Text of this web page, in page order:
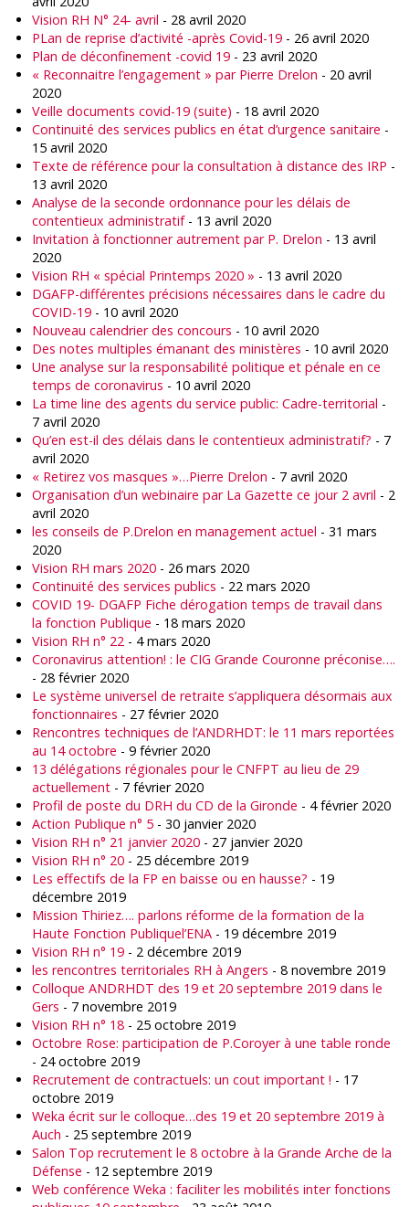
Vision RH N° 24- avril - 28 avril 2020
PLan de reprise d’activité -après Covid-19 - 26 avril 2020
Plan de déconfinement -covid 19 - 23 avril 2020
« Reconnaitre l’engagement » par Pierre Drelon - 20 avril
2020
Veille documents covid-19 (suite) - 18 avril 2020
Continuité des services publics en état d’urgence sanitaire -
15 avril 2020
Texte de référence pour la consultation à distance des IRP -
13 avril 2020
Analyse de la seconde ordonnance pour les délais de
contentieux administratif- 13 avril 2020
Invitation à fonctionner autrement par P. Drelon - 13 avril
2020
Vision RH « spécial Printemps 2020 » - 13 avril 2020
DGAFP-différentes précisions nécessaires dans le cadre du
COVID-19 - 10 avril 2020
Nouveau calendrier des concours - 10 avril 2020
Des notes multiples émanant des ministères - 10 avril 2020
Une analyse sur la responsabilité politique et pénale en ce
temps de coronavirus - 10 avril 2020
La time line des agents du service public: Cadre-territorial -
7 avril 2020
Qu’en est-il des délais dans le contentieux administratif? - 7
avril 2020
« Retirez vos masques »…Pierre Drelon - 7 avril 2020
Organisation d’un webinaire par La Gazette ce jour 2 avril - 2
avril 2020
les conseils de P.Drelon en management actuel - 31 mars
2020
Vision RH mars 2020 - 26 mars 2020
Continuité des services publics - 22 mars 2020
COVID 19- DGAFP Fiche dérogation temps de travail dans
la fonction Publique - 18 mars 2020
Vision RH n° 22 - 4 mars 2020
Coronavirus attention! : le CIG Grande Couronne préconise….
- 28 février 2020
Le système universel de retraite s’appliquera désormais aux
fonctionnaires - 27 février 2020
Rencontres techniques de l’ANDRHDT: le 11 mars reportées
au 14 octobre - 9 février 2020
13 délégations régionales pour le CNFPT au lieu de 29
actuellement - 7 février 2020
Profil de poste du DRH du CD de la Gironde - 4 février 2020
Action Publique n° 5 - 30 janvier 2020
Vision RH n° 21 janvier 2020 - 27 janvier 2020
Vision RH n° 20 - 25 décembre 2019
Les effectifs de la FP en baisse ou en hausse? - 19
décembre 2019
Mission Thiriez…. parlons réforme de la formation de la
Haute Fonction Publiquel’ENA - 19 décembre 2019
Vision RH n° 19 - 2 décembre 2019
les rencontres territoriales RH à Angers - 8 novembre 2019
Colloque ANDRHDT des 19 et 20 septembre 2019 dans le
Gers - 7 novembre 2019
Vision RH n° 18 - 25 octobre 2019
Octobre Rose: participation de P.Coroyer à une table ronde
- 24 octobre 2019
Recrutement de contractuels: un cout important ! - 17
octobre 2019
Weka écrit sur le colloque…des 19 et 20 septembre 2019 à
Auch - 25 septembre 2019
Salon Top recrutement le 8 octobre à la Grande Arche de la
Défense - 12 septembre 2019
Web conférence Weka : faciliter les mobilités inter fonctions